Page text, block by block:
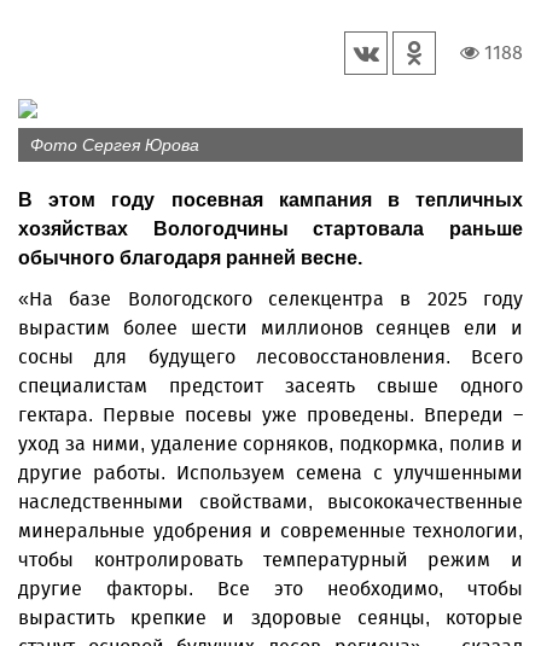
1188
Фото Сергея Юрова
В этом году посевная кампания в тепличных
хозяйствах Вологодчины стартовала раньше
обычного благодаря ранней весне.
«На базе Вологодского селекцентра в 2025 году
вырастим более шести миллионов сеянцев ели и
сосны для будущего лесовосстановления. Всего
специалистам предстоит засеять свыше одного
гектара. Первые посевы уже проведены. Впереди –
уход за ними, удаление сорняков, подкормка, полив и
другие работы. Используем семена с улучшенными
наследственными свойствами, высококачественные
минеральные удобрения и современные технологии,
чтобы контролировать температурный режим и
другие факторы. Все это необходимо, чтобы
вырастить крепкие и здоровые сеянцы, которые